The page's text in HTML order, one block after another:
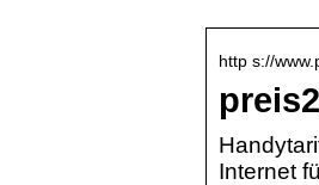
http s://
Internet